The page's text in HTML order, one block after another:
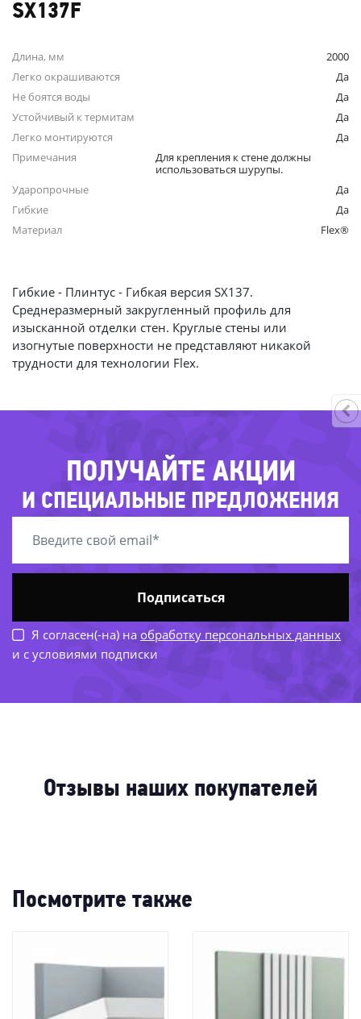
SX137F
Длина, мм
2000
Легко окрашиваются
Да
Не боятся воды
Да
Устойчивый к термитам
Да
Легко монтируются
Да
Примечания
Для крепления к стене должны
использоваться шурупы.
Ударопрочные
Да
Гибкие
Да
Материал
Flex®
Гибкие - Плинтус - Гибкая версия SX137.
Среднеразмерный закругленный профиль для
изысканной отделки стен. Круглые стены или
изогнутые поверхности не представляют никакой
трудности для технологии Flex.
ПОЛУЧАЙТЕ АКЦИИ
И СПЕЦИАЛЬНЫЕ ПРЕДЛОЖЕНИЯ
Я согласен(-на) на обработку персональных данных
и с условиями подписки
Подписаться -46%
-39%
-23% -76%
-31%-32%
-61%
-31%
-
-
-31%
-
-27%
-36%
-
-53%
-
-78%
-
-48%
Отзывы наших покупателей
Посмотрите также